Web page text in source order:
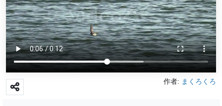
作者: まくろくろ